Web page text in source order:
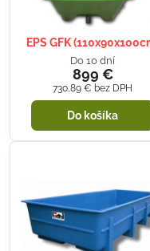
EPS GFK
Do 10 dní
899 €
730,89 € bez DPH
Do košíka